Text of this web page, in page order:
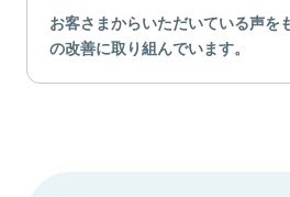
お客さまからいただいている声を
の改善に取り組んでいます。